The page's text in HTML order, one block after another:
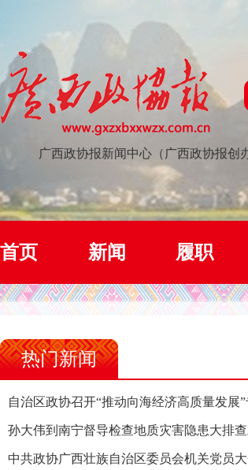
广西政协报新闻中心（广西政协报创
首页 新闻 履职
热门新闻